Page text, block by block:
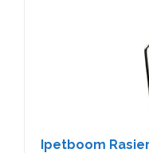
Ipetboom